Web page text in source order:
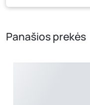
kaina, kuri galioja
Panašios prekės